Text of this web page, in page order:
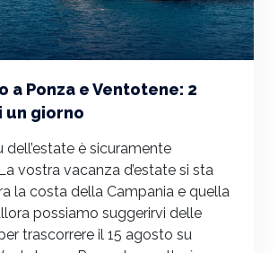
a Ponza e Ventotene: 2
un giorno
dell’estate è sicuramente
vostra vacanza d’estate si sta
la costa della Campania e quella
possiamo suggerirvi delle
trascorrere il 15 agosto su